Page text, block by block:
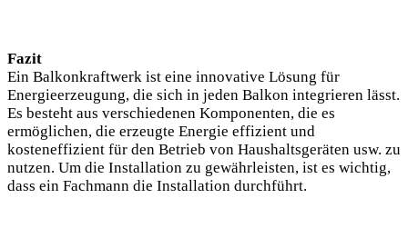
Fazit
Ein Balkonkraftwerk ist eine innovative Lösung für
Energieerzeugung, die sich in jeden Balkon integrieren lässt.
Es besteht aus verschiedenen Komponenten, die es
ermöglichen, die erzeugte Energie effizient und
kosteneffizient für den Betrieb von Haushaltsgeräten usw. zu
nutzen. Um die Installation zu gewährleisten, ist es wichtig,
dass ein Fachmann die Installation durchführt.